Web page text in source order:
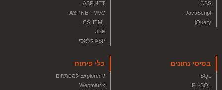
CSS
JavaScript
jQuery
ASP.NET
ASP.NET MVC
CSHTML
JSP
ASP קלאסי
בסיסי נתונים
SQL
PL-SQL
כלי פיתוח
Explorer 9 למפתחים
Webmatrix